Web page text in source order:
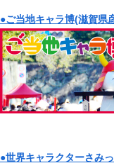
●ご当地キャラ博(滋賀県
●世界キャラクターさみ